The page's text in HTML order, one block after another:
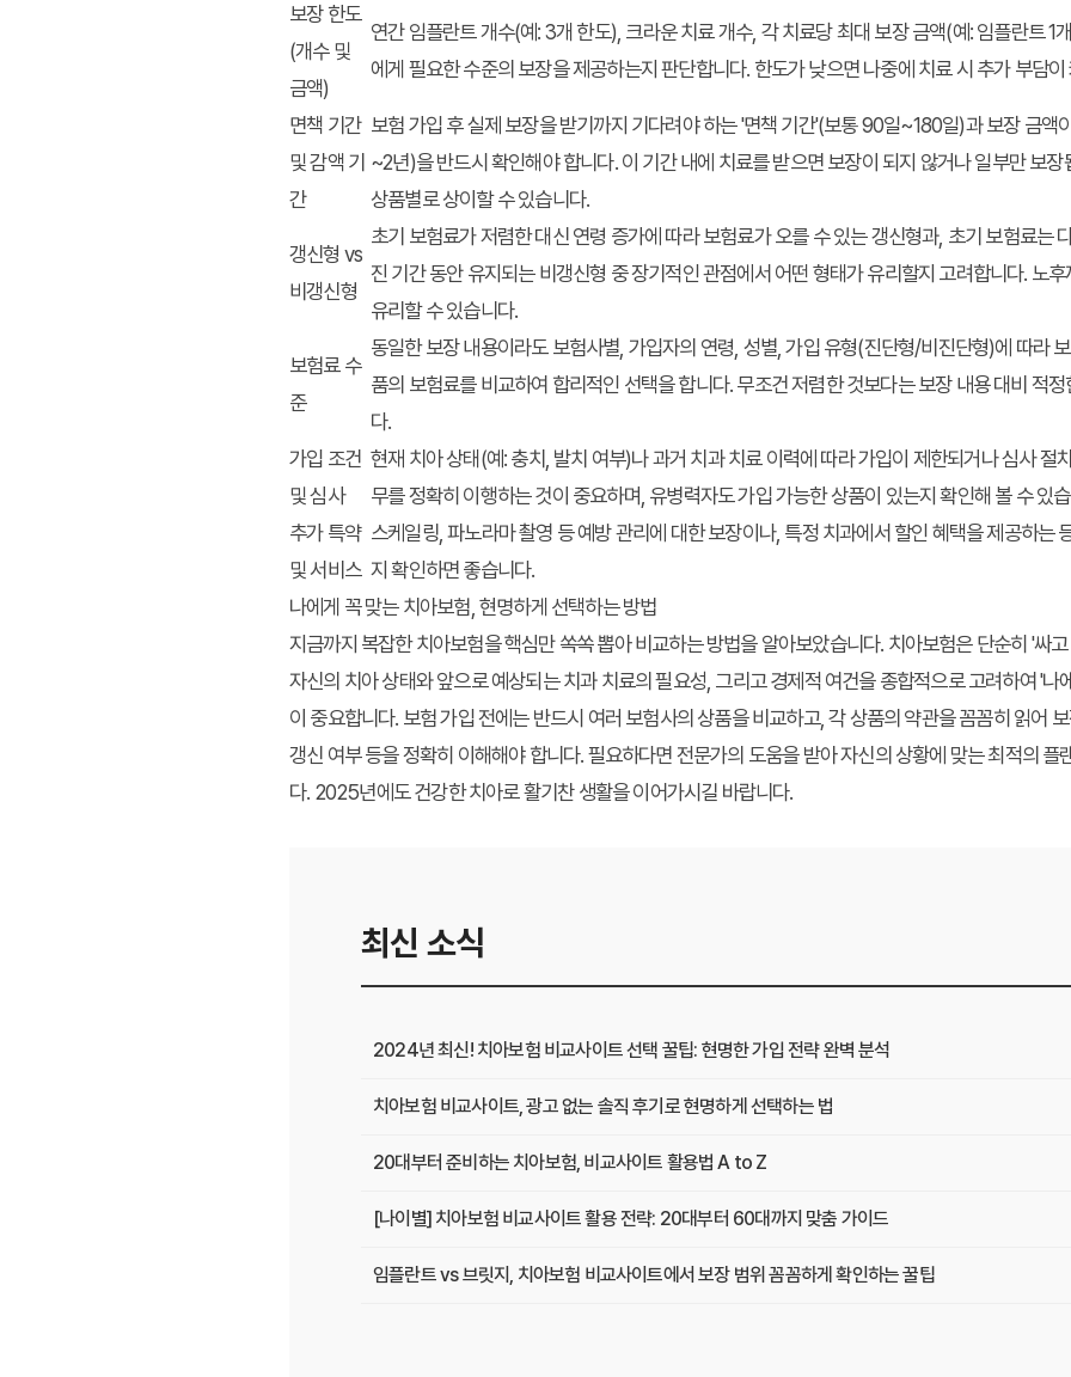
보장 한도
(개수 및
금액)
연간 임플란트 개수(예: 3개 한도), 크라운 치료 개수, 각 치료당 최대 보장 금액(예: 임플란트 1
에게 필요한 수준의 보장을 제공하는지 판단합니다. 한도가 낮으면 나중에 치료 시 추가 부담
면책 기간
및 감액 기
간
보험 가입 후 실제 보장을 받기까지 기다려야 하는 '면책 기간'(보통 90일~180일)과 보장 금액
~2년)을 반드시 확인해야 합니다. 이 기간 내에 치료를 받으면 보장이 되지 않거나 일부만 보
상품별로 상이할 수 있습니다.
갱신형 vs
비갱신형
초기 보험료가 저렴한 대신 연령 증가에 따라 보험료가 오를 수 있는 갱신형과, 초기 보험료는
진 기간 동안 유지되는 비갱신형 중 장기적인 관점에서 어떤 형태가 유리할지 고려합니다. 노
유리할 수 있습니다.
보험료 수
준
동일한 보장 내용이라도 보험사별, 가입자의 연령, 성별, 가입 유형(진단형/비진단형)에 따라
품의 보험료를 비교하여 합리적인 선택을 합니다. 무조건 저렴한 것보다는 보장 내용 대비 적
다.
가입 조건
및 심사
현재 치아 상태(예: 충치, 발치 여부)나 과거 치과 치료 이력에 따라 가입이 제한되거나 심사 절
무를 정확히 이행하는 것이 중요하며, 유병력자도 가입 가능한 상품이 있는지 확인해 볼 수 있
추가 특약
및 서비스
스케일링, 파노라마 촬영 등 예방 관리에 대한 보장이나, 특정 치과에서 할인 혜택을 제공하는
지 확인하면 좋습니다.
나에게 꼭 맞는 치아보험, 현명하게 선택하는 방법
지금까지 복잡한 치아보험을핵심만 쏙쏙 뽑아 비교하는 방법을 알아보았습니다. 치아보험은 단순히 '싸
자신의 치아 상태와 앞으로 예상되는 치과 치료의 필요성, 그리고 경제적 여건을 종합적으로 고려하여 '나
이 중요합니다. 보험 가입 전에는 반드시 여러 보험사의 상품을 비교하고, 각 상품의 약관을 꼼꼼히 읽어
갱신 여부 등을 정확히 이해해야 합니다. 필요하다면 전문가의 도움을 받아 자신의 상황에 맞는 최적의 플
다. 2025년에도 건강한 치아로 활기찬 생활을 이어가시길 바랍니다.
최신 소식
2024년 최신! 치아보험 비교사이트 선택 꿀팁: 현명한 가입 전략 완벽 분석
치아보험 비교사이트, 광고 없는 솔직 후기로 현명하게 선택하는 법
20대부터 준비하는 치아보험, 비교사이트 활용법 A to Z
[나이별] 치아보험 비교사이트 활용 전략: 20대부터 60대까지 맞춤 가이드
임플란트 vs 브릿지, 치아보험 비교사이트에서 보장 범위 꼼꼼하게 확인하는 꿀팁